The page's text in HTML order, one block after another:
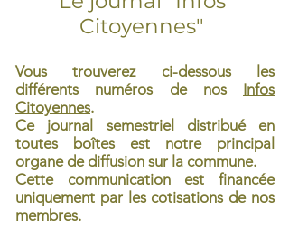
Citoyennes"
Vous trouverez ci-dessous les
différents numéros de nos Infos
Citoyennes.
Ce journal semestriel distribué en
toutes boîtes est notre principal
organe de diffusion sur la commune.
Cette communication est financée
uniquement par les cotisations de nos
membres.